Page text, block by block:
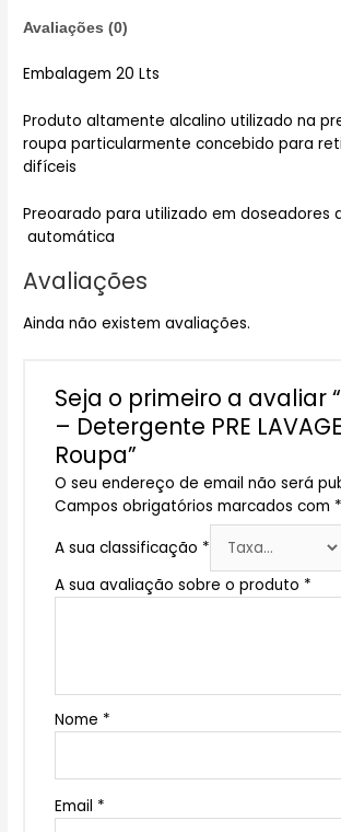
Avaliações (0)
Embalagem 20 Lts
Produto altamente alcalino utilizado na
roupa particularmente concebido para
difíceis
Preoarado para utilizado em doseadores
automática
Avaliações
Ainda não existem avaliações.
Seja o primeiro a avaliar
– Detergente PRE
Roupa”
O seu endereço de email não será
Campos obrigatórios marcados com *
A sua classificação *
A sua avaliação sobre o produto *
Nome *
Email *